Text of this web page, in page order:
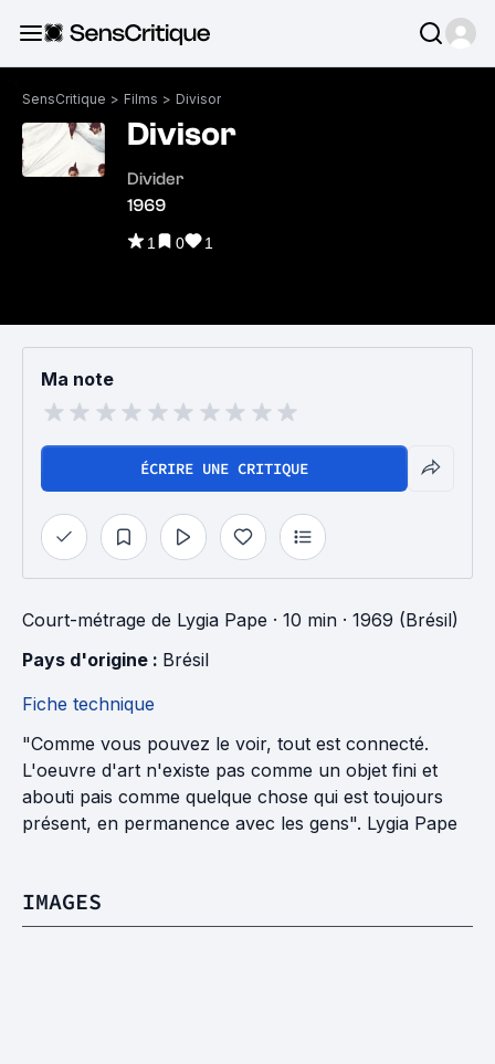
SensCritique > Films > Divisor
Divisor
Divider
1969
1 0 1
Ma note
ÉCRIRE UNE CRITIQUE
Court-métrage de Lygia Pape · 10 min · 1969 (Brésil)
Pays d'origine : Brésil
Fiche technique
"Comme vous pouvez le voir, tout est connecté.
L'oeuvre d'art n'existe pas comme un objet fini et
abouti pais comme quelque chose qui est toujours
présent, en permanence avec les gens". Lygia Pape
IMAGES